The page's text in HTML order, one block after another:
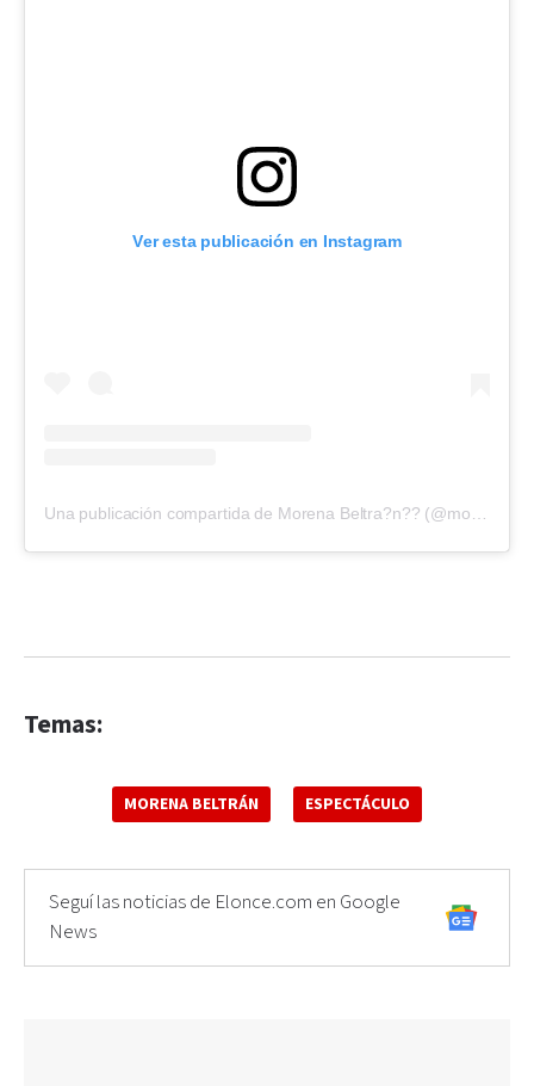
Ver esta publicación en Instagram
Temas:
MORENA BELTRÁN ESPECTÁCULO
Seguí las noticias de Elonce.com en Google
News